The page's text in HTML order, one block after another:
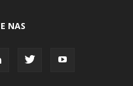
NAS